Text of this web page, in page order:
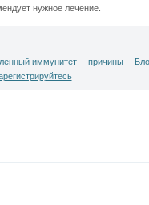
нужное лечение.
иммунитет причины